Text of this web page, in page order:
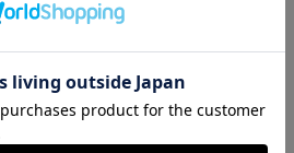
ゆったり広々ワイドサイズ
移動できるキャスター付き